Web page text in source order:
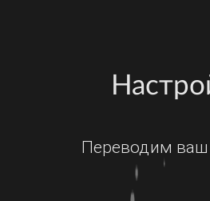
Переводим ваш